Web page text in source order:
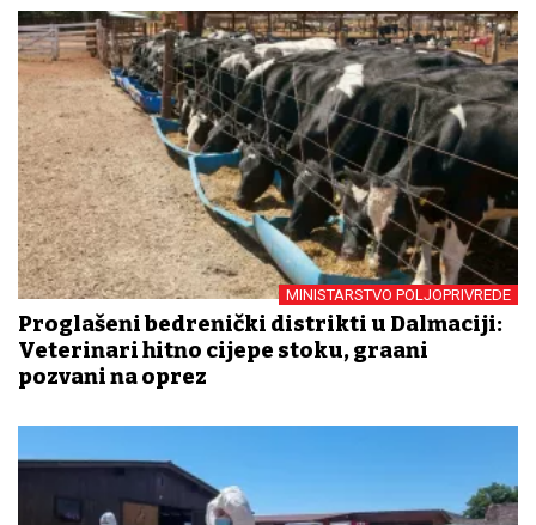
MINISTARSTVO POLJOPRIVREDE
Proglašeni bedrenički distrikti u Dalmaciji:
Veterinari hitno cijepe stoku, građani
pozvani na oprez